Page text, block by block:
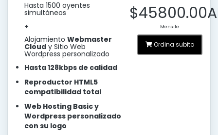
Hasta 1500 oyentes
simultáneos
+
Alojamiento Webmaster
Cloud y Sitio Web
Wordpress personalizado
Hasta 128kbps de calidad
Reproductor HTML5
compatibilidad total
Web Hosting Basic y
Wordpress personalizado
con su logo
Mensile
Ordina subito